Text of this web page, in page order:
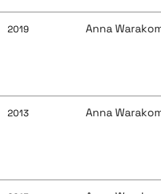
2019 Anna
2013 Anna